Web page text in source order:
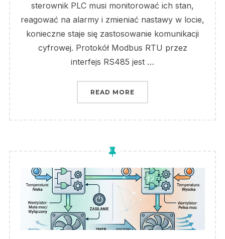
sterownik PLC musi monitorować ich stan,
reagować na alarmy i zmieniać nastawy w locie,
konieczne staje się zastosowanie komunikacji
cyfrowej. Protokół Modbus RTU przez
interfejs RS485 jest …
READ MORE „FALOWNIK I